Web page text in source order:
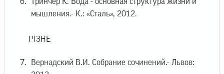
мышления.- К.: «Сталь», 2012.
РІЗНЕ
Вернадский В.И. Собрание сочинений.- Львов: